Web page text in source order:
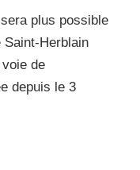
plus possible
Saint-Herblain
de
depuis le 3